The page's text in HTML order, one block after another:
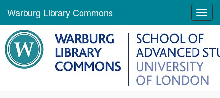
Warburg Library Commons